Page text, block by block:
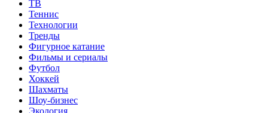
ТВ
Теннис
Технологии
Тренды
Фигурное катание
Фильмы и сериалы
Футбол
Хоккей
Шахматы
Шоу-бизнес
Экология